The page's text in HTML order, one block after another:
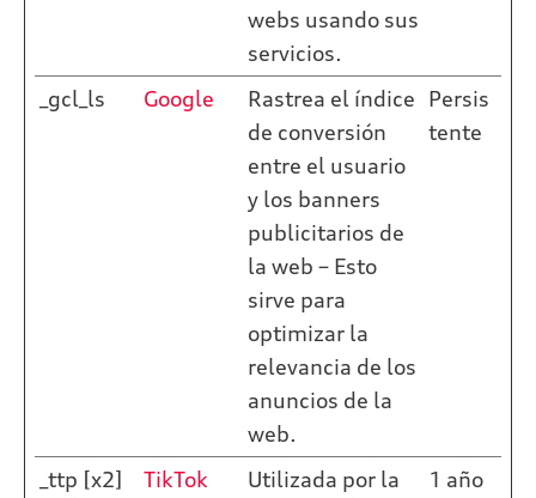
webs usando sus
servicios.
_gcl_ls Google
Rastrea el índice
de conversión
entre el usuario
y los banners
publicitarios de
la web – Esto
sirve para
optimizar la
relevancia de los
anuncios de la
web.
Persis
tente
_ttp [x2] TikTok
Utilizada por la
1 año